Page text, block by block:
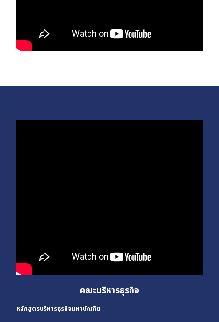
คณะบริหารธุรกิจ
หลักสูตรบริหารธุรกิจมหาบัณฑิต